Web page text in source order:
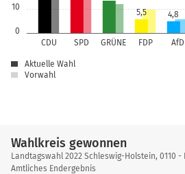
0
10
CDU SPD GRÜNE FDP AfD
5,5
4,8
Aktuelle Wahl
Vorwahl
Wahlkreis gewonnen
Landtagswahl 2022 Schleswig-Holstein, 0110 -
Amtliches Endergebnis